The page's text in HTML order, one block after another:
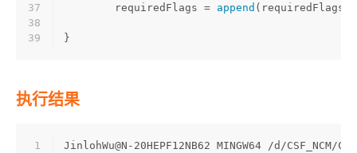
37
38
39
	requiredFlags =
append (requiredFlags,
}
执行结果
1
JinlohWu@N-20HEPF12NB62 MINGW64 /d/CSF_NCM/